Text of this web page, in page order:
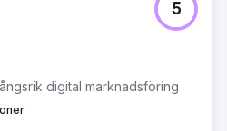
digital marknadsföring
5